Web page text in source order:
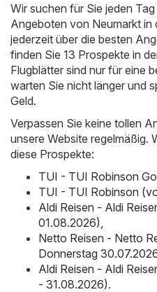
Wir suchen für Sie jeden
Angeboten von Neumarkt in
jederzeit über die besten
finden Sie 13 Prospekte in
Flugblätter sind nur für eine
warten Sie nicht länger und
Geld.
Verpassen Sie keine tollen
unsere Website regelmäßig.
diese Prospekte:
TUI - TUI Robinson
TUI - TUI Robinson
Aldi Reisen - Aldi
01.08.2026)
Netto Reisen - Netto
Donnerstag
Aldi Reisen - Aldi
- 31.08.2026).